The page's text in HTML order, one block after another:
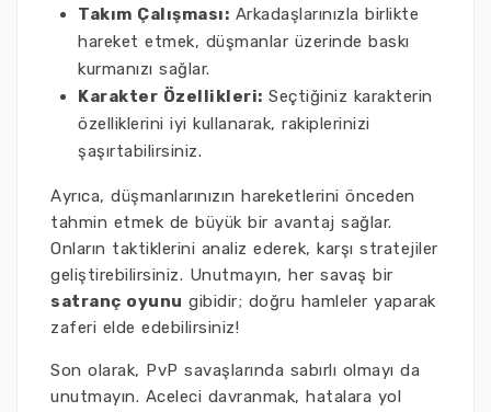
Takım Çalışması: Arkadaşlarınızla birlikte
hareket etmek, düşmanlar üzerinde baskı
kurmanızı sağlar.
Karakter Özellikleri: Seçtiğiniz karakterin
özelliklerini iyi kullanarak, rakiplerinizi
şaşırtabilirsiniz.
Ayrıca, düşmanlarınızın hareketlerini önceden
tahmin etmek de büyük bir avantaj sağlar.
Onların taktiklerini analiz ederek, karşı stratejiler
geliştirebilirsiniz. Unutmayın, her savaş bir
satranç oyunu gibidir; doğru hamleler yaparak
zaferi elde edebilirsiniz!
Son olarak, PvP savaşlarında sabırlı olmayı da
unutmayın. Aceleci davranmak, hatalara yol